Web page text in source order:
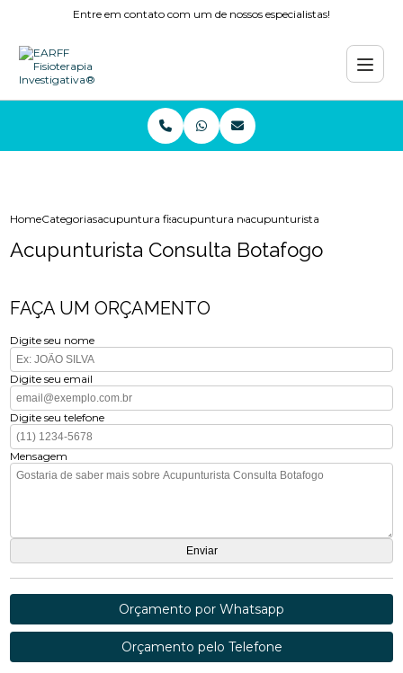
Entre em contato com um de nossos especialistas!
HomeCategoriasacupuntura fisioterapiaacupuntura nervo ciaticoacupunturista consulta
Acupunturista Consulta Botafogo
FAÇA UM ORÇAMENTO
Digite seu nome
Digite seu email
Digite seu telefone
Mensagem
Orçamento por Whatsapp
Orçamento pelo Telefone